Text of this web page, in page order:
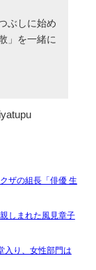
ぶしに始め
」を一緒に
ザの組長「俳優 生
しまれた風見章子
入り、女性部門は